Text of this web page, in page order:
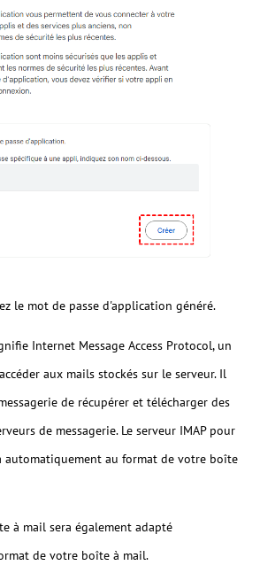
le mot de passe d'application généré.
Internet Message Access Protocol, un
aux mails stockés sur le serveur. Il
de récupérer et télécharger des
de messagerie. Le serveur IMAP pour
automatiquement au format de votre boîte
à mail sera également adapté
de votre boîte à mail.